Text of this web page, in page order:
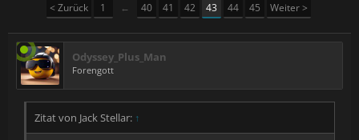
< Zurück 1 ← 40 41 42 43 44 45 Weiter >
Odyssey_Plus_Man
Forengott
Zitat von Jack Stellar: ↑